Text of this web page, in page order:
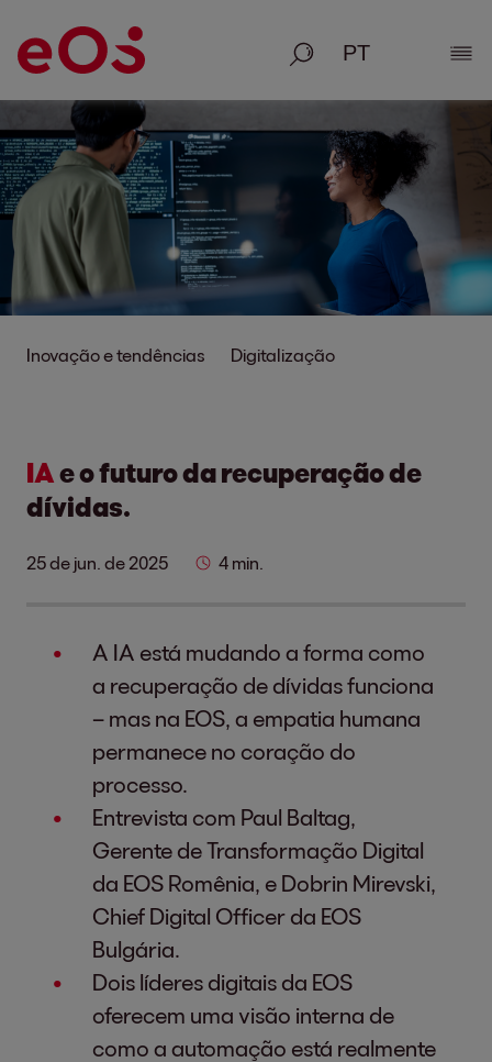
Pesquisa
Inovação e tendências Digitalização
IAe o futuro da recuperação de
dívidas.
25 de jun. de 2025 4 min.
A IA está mudando a forma como
a recuperação de dívidas funciona
– mas na EOS, a empatia humana
permanece no coração do
processo.
Entrevista com Paul Baltag,
Gerente de Transformação Digital
da EOS Romênia, e Dobrin Mirevski,
Chief Digital Officer da EOS
Bulgária.
Dois líderes digitais da EOS
oferecem uma visão interna de
como a automação está realmente